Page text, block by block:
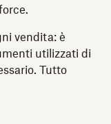
vendita: è
utilizzati di
Tutto